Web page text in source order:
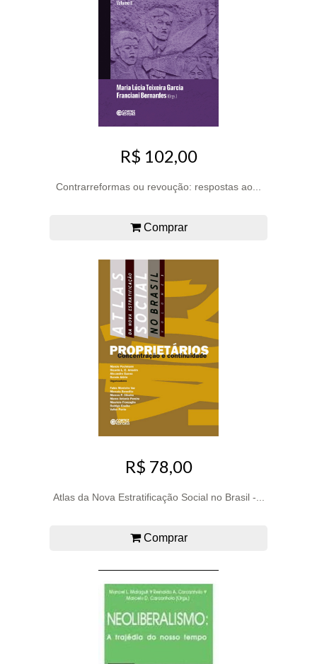
R$ 102,00
Contrarreformas ou revoução: respostas ao...
Comprar
R$ 78,00
Atlas da Nova Estratificação Social no Brasil -...
Comprar